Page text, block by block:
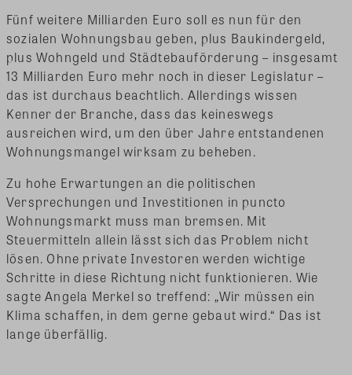
Fünf weitere Milliarden Euro soll es nun für den
sozialen Wohnungsbau geben, plus Baukindergeld,
plus Wohngeld und Städtebauförderung – insgesamt
13 Milliarden Euro mehr noch in dieser Legislatur –
das ist durchaus beachtlich. Allerdings wissen
Kenner der Branche, dass das keineswegs
ausreichen wird, um den über Jahre entstandenen
Wohnungsmangel wirksam zu beheben.
Zu hohe Erwartungen an die politischen
Versprechungen und Investitionen in puncto
Wohnungsmarkt muss man bremsen. Mit
Steuermitteln allein lässt sich das Problem nicht
lösen. Ohne private Investoren werden wichtige
Schritte in diese Richtung nicht funktionieren. Wie
sagte Angela Merkel so treffend: „Wir müssen ein
Klima schaffen, in dem gerne gebaut wird.“ Das ist
lange überfällig.